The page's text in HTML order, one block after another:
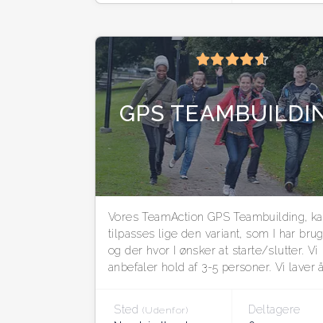
GPS
Vores TeamAction GPS Teambuilding,
tilpasses lige den variant, som I har
og der hvor I ønsker at starte/slutter. Vi
anbefaler hold af 3-5 personer. Vi laver
Sted (Udenfor)
Deltagere